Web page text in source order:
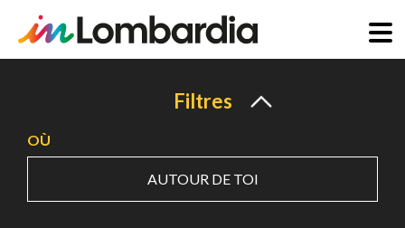
principal
Filtres
OÙ
AUTOUR DE TOI